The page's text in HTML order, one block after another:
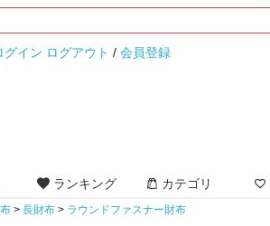
グイン ログアウト / 会員登録
ランキング カテゴリ
長財布 ラウンドファスナー財布